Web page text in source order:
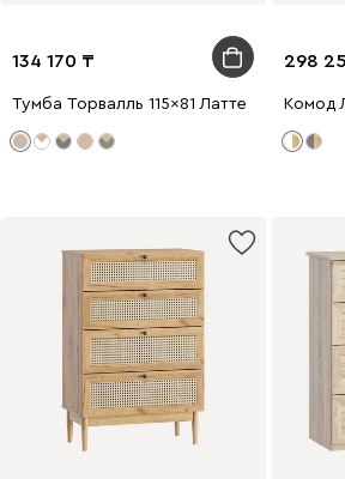
134 170
Тумба Торвалль 115x81 Латте
298
Комод